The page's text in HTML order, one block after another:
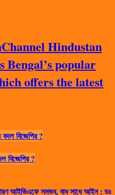
Channel Hindustan
Bengal’s popular
offers the latest
বিজেপির ?